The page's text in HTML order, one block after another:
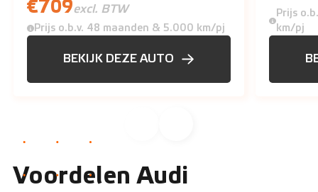
€709excl. BTW
Prijs o.b.v. 48 maanden & 5.000 km/pj
BEKIJK DEZE AUTO
Prijs
km/pj
Voordelen Audi